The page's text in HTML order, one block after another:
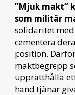
”Mjuk makt”
som militär
solidaritet
cementera
position.
maktbegrepp
upprätthålla
hand tjänar